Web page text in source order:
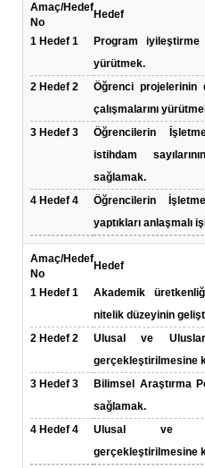
Amaç/Hedef
No
Hedef
1 Hedef 1
Program iyileştirme
yürütmek.
2 Hedef 2
Öğrenci projelerinin
çalışmalarını
3 Hedef 3
Öğrencilerin
istihdam
sağlamak.
4 Hedef 4
Öğrencilerin
yaptıkları anlaşmalı
Amaç/Hedef
No
Hedef
1 Hedef 1
Akademik
nitelik düzeyinin
2 Hedef 2
Ulusal ve
gerçekleştirilmesine
3 Hedef 3
Bilimsel Araştırma
sağlamak.
4 Hedef 4
Ulusal ve
gerçekleştirilmesine